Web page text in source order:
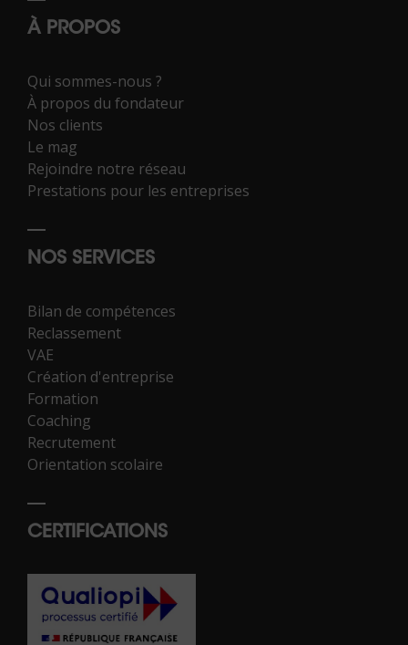
À PROPOS
Qui sommes-nous ?
À propos du fondateur
Nos clients
Le mag
Rejoindre notre réseau
Prestations pour les entreprises
NOS SERVICES
Bilan de compétences
Reclassement
VAE
Création d'entreprise
Formation
Coaching
Recrutement
Orientation scolaire
CERTIFICATIONS